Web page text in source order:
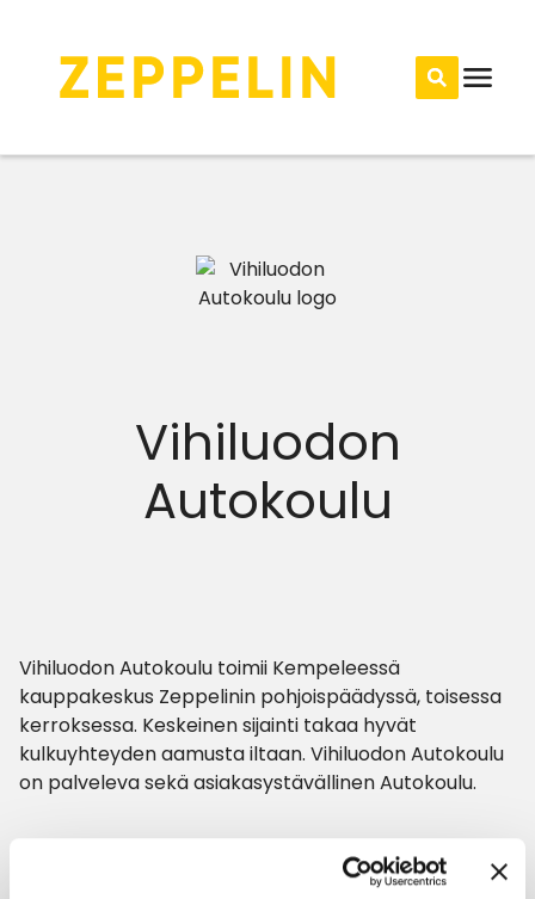
Vihiluodon
Autokoulu
Vihiluodon Autokoulu toimii Kempeleessä
kauppakeskus Zeppelinin pohjoispäädyssä, toisessa
kerroksessa. Keskeinen sijainti takaa hyvät
kulkuyhteyden aamusta iltaan. Vihiluodon Autokoulu
on palveleva sekä asiakasystävällinen Autokoulu.